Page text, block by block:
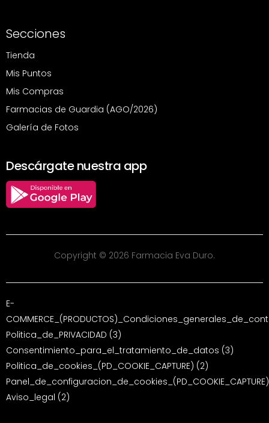
Secciones
Tienda
Mis Puntos
Mis Compras
Farmacias de Guardia (AGO/2026)
Galería de Fotos
Descárgate nuestra app
Copyright © 2026 Farmacia Eva Duro.
E-
Politica_de_PRIVACIDAD (3)
Consentimiento_para_el_tratamiento_de_datos (3)
Politica_de_cookies_(PD_COOKIE_CAPTURE) (2)
Panel_de_configuracion_de_cookies_(PD_COOKIE_CAPTURE)
Aviso_legal (2)